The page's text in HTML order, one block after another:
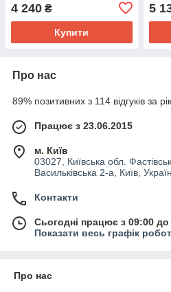
4 240 ₴
Купити
5
Про нас
89% позитивних з 114 відгуків за рік
Працює з 23.06.2015
м. Київ
03027, Київська обл.
Васильківська 2-а, Київ,
Контакти
Сьогодні працює з 09:00 до
Показати весь графік
Про нас